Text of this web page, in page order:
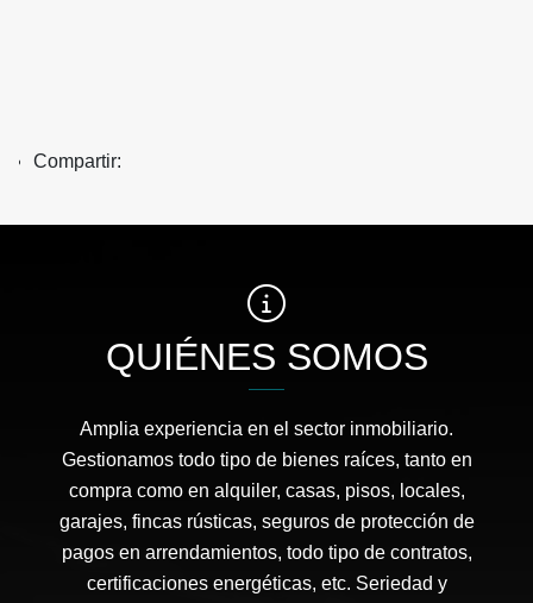
Compartir:
QUIÉNES SOMOS
Amplia experiencia en el sector inmobiliario.
Gestionamos todo tipo de bienes raíces, tanto en
compra como en alquiler, casas, pisos, locales,
garajes, fincas rústicas, seguros de protección de
pagos en arrendamientos, todo tipo de contratos,
certificaciones energéticas, etc. Seriedad y